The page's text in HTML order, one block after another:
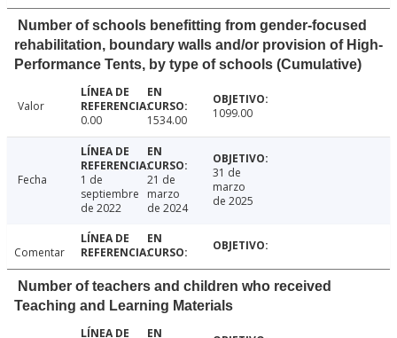
Number of schools benefitting from gender-focused
rehabilitation, boundary walls and/or provision of High-
Performance Tents, by type of schools (Cumulative)
Valor
0.00
1534.00 1099.00
Fecha
1 de
septiembre
de 2022
21 de
marzo
de 2024
31 de
marzo
de 2025
Comentar
Number of teachers and children who received
Teaching and Learning Materials